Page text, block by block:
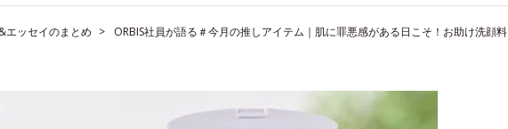
エッセイのまとめ ORBIS社員が語る＃今月の推しアイテム｜肌に罪悪感がある日こそ！お助け洗顔料